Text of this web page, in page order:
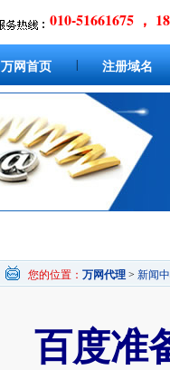
010-51661675 ，
万网首页 注册域名
您的位置： 万网代理 > 新闻
百度准